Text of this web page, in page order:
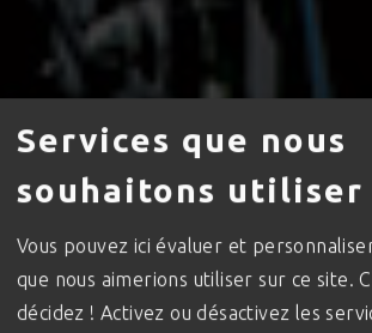
Services que nous
souhaitons utiliser
Vous pouvez ici évaluer et
que nous aimerions utiliser sur ce site.
décidez ! Activez ou désactivez les